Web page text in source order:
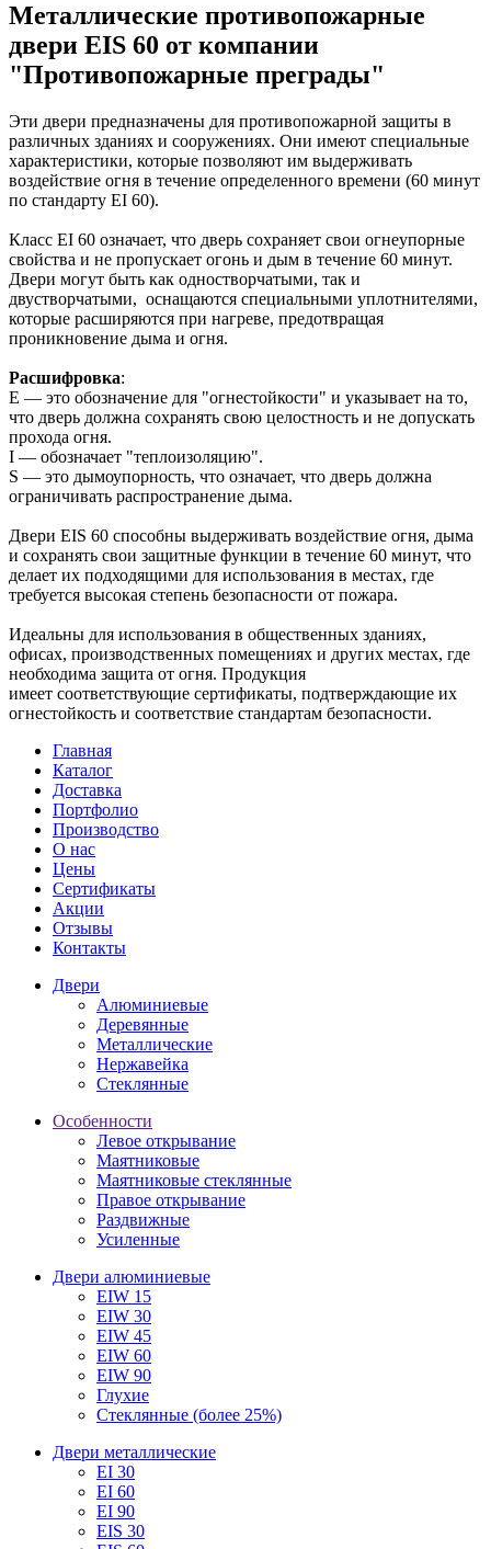
Металлические противопожарные
двери EIS 60 от компании
"Противопожарные преграды"
Эти двери предназначены для противопожарной защиты в
различных зданиях и сооружениях. Они имеют специальные
характеристики, которые позволяют им выдерживать
воздействие огня в течение определенного времени (60 минут
по стандарту EI 60).
Класс EI 60 означает, что дверь сохраняет свои огнеупорные
свойства и не пропускает огонь и дым в течение 60 минут.
Двери могут быть как одностворчатыми, так и
двустворчатыми, оснащаются специальными уплотнителями,
которые расширяются при нагреве, предотвращая
проникновение дыма и огня.
Расшифровка:
E — это обозначение для "огнестойкости" и указывает на то,
что дверь должна сохранять свою целостность и не допускать
прохода огня.
I — обозначает "теплоизоляцию".
S — это дымоупорность, что означает, что дверь должна
ограничивать распространение дыма.
Двери EIS 60 способны выдерживать воздействие огня, дыма
и сохранять свои защитные функции в течение 60 минут, что
делает их подходящими для использования в местах, где
требуется высокая степень безопасности от пожара.
Идеальны для использования в общественных зданиях,
офисах, производственных помещениях и других местах, где
необходима защита от огня. Продукция
имеет соответствующие сертификаты, подтверждающие их
огнестойкость и соответствие стандартам безопасности.
Главная
Каталог
Доставка
Портфолио
Производство
О нас
Цены
Сертификаты
Акции
Отзывы
Контакты
Двери
Алюминиевые
Деревянные
Металлические
Нержавейка
Стеклянные
Особенности
Левое открывание
Маятниковые
Маятниковые стеклянные
Правое открывание
Раздвижные
Усиленные
Двери алюминиевые
EIW 15
EIW 30
EIW 45
EIW 60
EIW 90
Глухие
Стеклянные (более 25%)
Двери металлические
EI 30
EI 60
EI 90
EIS 30